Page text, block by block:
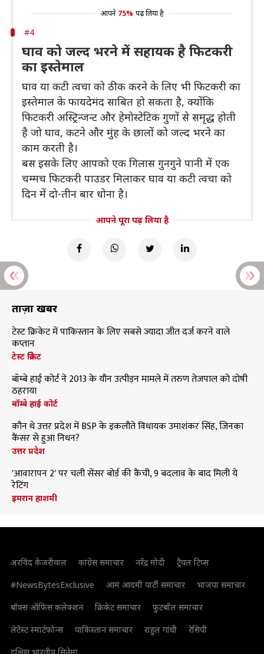
आपने 75% पढ़ लिया है
#4
घाव को जल्द भरने में सहायक है फिटकरी
का इस्तेमाल
घाव या कटी त्वचा को ठीक करने के लिए भी फिटकरी का
इस्तेमाल के फायदेमंद साबित हो सकता है, क्योंकि
फिटकरी अस्ट्रिन्जन्ट और हेमोस्टेटिक गुणों से समृद्ध होती
है जो घाव, कटने और मुंह के छालों को जल्द भरने का
काम करती है।
बस इसके लिए आपको एक गिलास गुनगुने पानी में एक
चम्मच फिटकरी पाउडर मिलाकर घाव या कटी त्वचा को
दिन में दो-तीन बार धोना है।
आपने पूरा पढ़ लिया है
ताज़ा खबरें
टेस्ट क्रिकेट में पाकिस्तान के लिए सबसे ज्यादा जीत दर्ज करने वाले
कप्तान
टेस्ट क्रिकेट
बॉम्बे हाई कोर्ट ने 2013 के यौन उत्पीड़न मामले में तरुण तेजपाल को दोषी
ठहराया
बॉम्बे हाई कोर्ट
कौन थे उत्तर प्रदेश में BSP के इकलौते विधायक उमाशंकर सिंह, जिनका
कैंसर से हुआ निधन?
उत्तर प्रदेश
'आवारापन 2' पर चली सेंसर बोर्ड की कैंची, 9 बदलाव के बाद मिली ये
रेटिंग
इमरान हाशमी
अरविंद केजरीवाल कांग्रेस समाचार नरेंद्र मोदी
ट्रैवल टिप्स
#NewsBytesExclusive
आम आदमी पार्टी समाचार
भाजपा समाचार
बॉक्स ऑफिस कलेक्शन
क्रिकेट समाचार
फुटबॉल समाचार
लेटेस्ट स्मार्टफोन्स
पाकिस्तान समाचार राहुल गांधी
रेसिपी